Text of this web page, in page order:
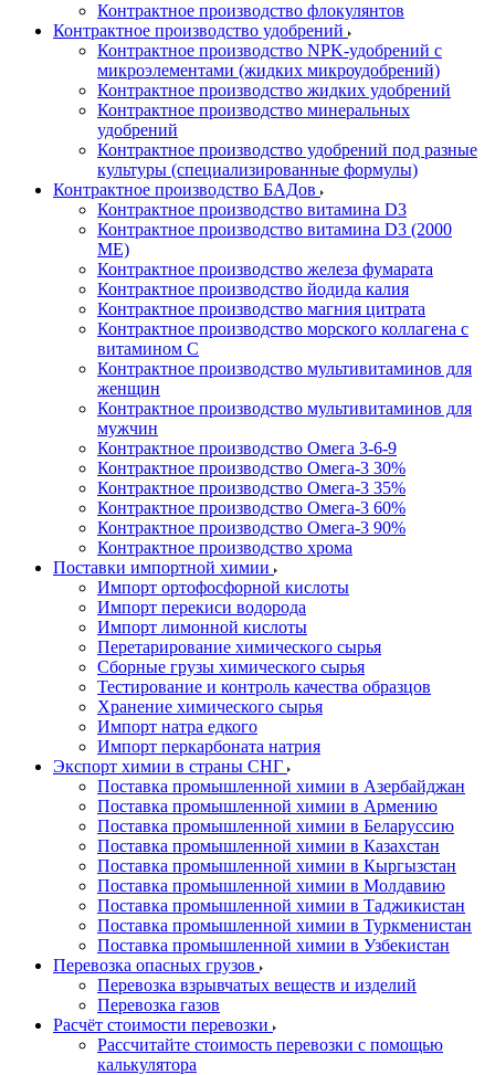
Контрактное производство флокулянтов
Контрактное производство удобрений
Контрактное производство NPK-удобрений с
микроэлементами (жидких микроудобрений)
Контрактное производство жидких удобрений
Контрактное производство минеральных
удобрений
Контрактное производство удобрений под разные
культуры (специализированные формулы)
Контрактное производство БАДов
Контрактное производство витамина D3
Контрактное производство витамина D3 (2000
МЕ)
Контрактное производство железа фумарата
Контрактное производство йодида калия
Контрактное производство магния цитрата
Контрактное производство морского коллагена с
витамином С
Контрактное производство мультивитаминов для
женщин
Контрактное производство мультивитаминов для
мужчин
Контрактное производство Омега 3-6-9
Контрактное производство Омега-3 30%
Контрактное производство Омега-3 35%
Контрактное производство Омега-3 60%
Контрактное производство Омега-3 90%
Контрактное производство хрома
Поставки импортной химии
Импорт ортофосфорной кислоты
Импорт перекиси водорода
Импорт лимонной кислоты
Перетарирование химического сырья
Сборные грузы химического сырья
Тестирование и контроль качества образцов
Хранение химического сырья
Импорт натра едкого
Импорт перкарбоната натрия
Экспорт химии в страны СНГ
Поставка промышленной химии в Азербайджан
Поставка промышленной химии в Армению
Поставка промышленной химии в Беларуссию
Поставка промышленной химии в Казахстан
Поставка промышленной химии в Кыргызстан
Поставка промышленной химии в Молдавию
Поставка промышленной химии в Таджикистан
Поставка промышленной химии в Туркменистан
Поставка промышленной химии в Узбекистан
Перевозка опасных грузов
Перевозка взрывчатых веществ и изделий
Перевозка газов
Расчёт стоимости перевозки
Рассчитайте стоимость перевозки с помощью
калькулятора